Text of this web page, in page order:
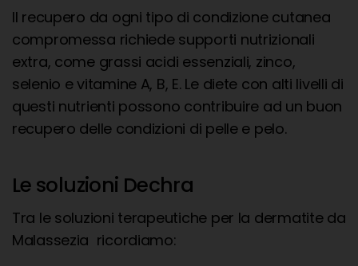
Il recupero da ogni tipo di condizione cutanea
compromessa richiede supporti nutrizionali
extra, come grassi acidi essenziali, zinco,
selenio e vitamine A, B, E. Le diete con alti livelli di
questi nutrienti possono contribuire ad un buon
recupero delle condizioni di pelle e pelo.
Le soluzioni Dechra
Tra le soluzioni terapeutiche per la dermatite da
Malassezia ricordiamo: